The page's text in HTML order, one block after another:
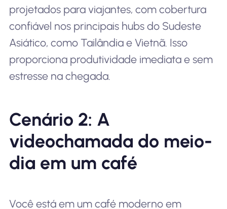
projetados para viajantes, com cobertura
confiável nos principais hubs do Sudeste
Asiático, como Tailândia e Vietnã. Isso
proporciona produtividade imediata e sem
estresse na chegada.
Cenário 2: A
videochamada do meio-
dia em um café
Você está em um café moderno em